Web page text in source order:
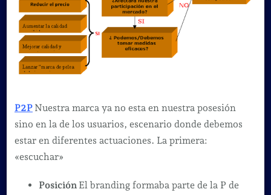
P2P Nuestra marca ya no esta en nuestra posesión
sino en la de los usuarios, escenario donde debemos
estar en diferentes actuaciones. La primera:
«escuchar»
Posición El branding formaba parte de la P de